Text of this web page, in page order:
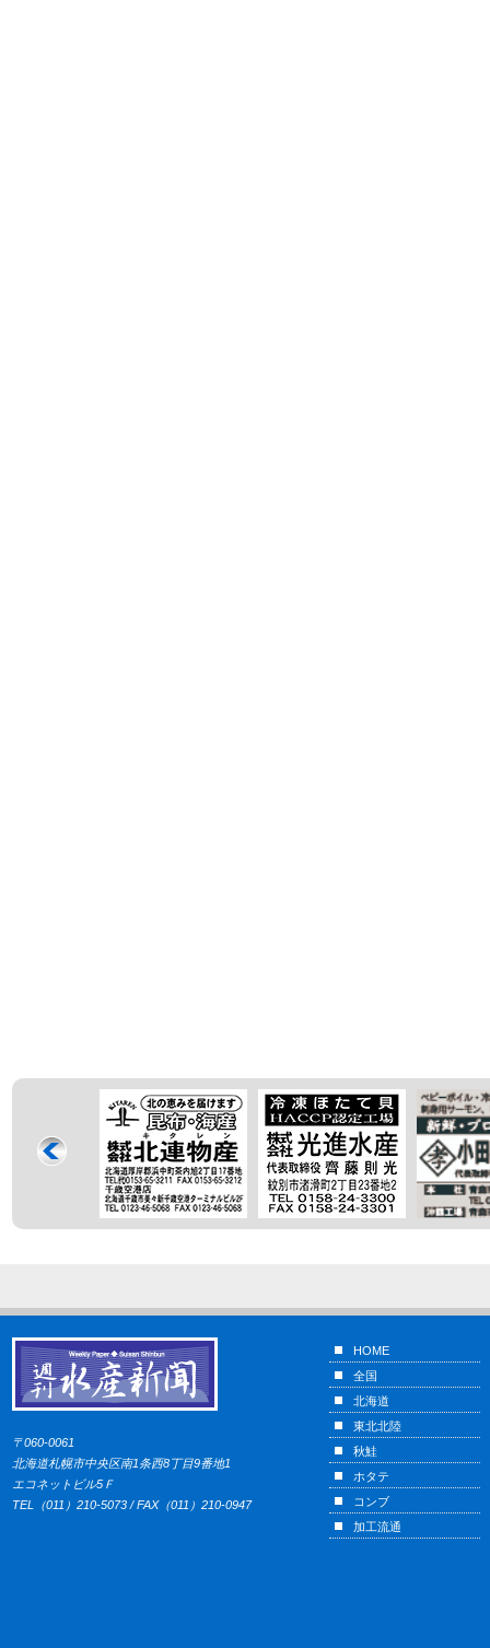
〒060-0061
北海道札幌市中央区南1条西8丁目9番地1
エコネットビル5Ｆ
TEL（011）210-5073 / FAX（011）210-0947
HOME
全国
北海道
東北北陸
秋鮭
ホタテ
コンブ
加工流通